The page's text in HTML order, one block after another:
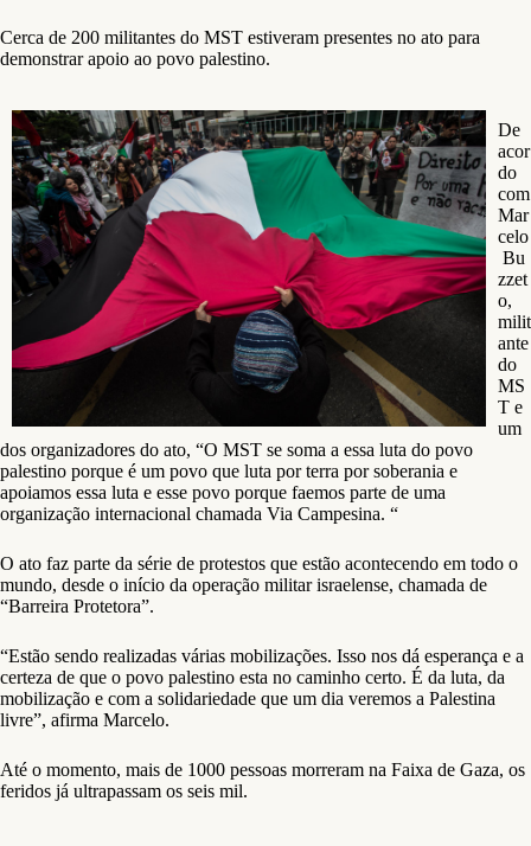
Cerca de 200 militantes do MST estiveram presentes no ato para
demonstrar apoio ao povo palestino.
De
acor
do
com
Mar
celo
Bu
zzet
o,
milit
ante
do
MS
T e
um
dos organizadores do ato, “O MST se soma a essa luta do povo
palestino porque é um povo que luta por terra por soberania e
apoiamos essa luta e esse povo porque faemos parte de uma
organização internacional chamada Via Campesina. “
O ato faz parte da série de protestos que estão acontecendo em todo o
mundo, desde o início da operação militar israelense, chamada de
“Barreira Protetora”.
“Estão sendo realizadas várias mobilizações. Isso nos dá esperança e a
certeza de que o povo palestino esta no caminho certo. É da luta, da
mobilização e com a solidariedade que um dia veremos a Palestina
livre”, afirma Marcelo.
Até o momento, mais de 1000 pessoas morreram na Faixa de Gaza, os
feridos já ultrapassam os seis mil.